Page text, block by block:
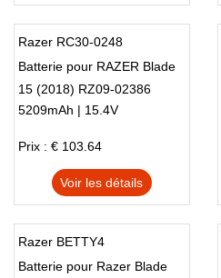
Razer RC30-0248
Batterie pour RAZER Blade
15 (2018) RZ09-02386
5209mAh | 15.4V
Prix : € 103.64
Voir les détails
Razer BETTY4
Batterie pour Razer Blade